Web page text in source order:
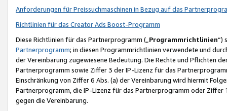
Anforderungen für Preissuchmaschinen in Bezug auf das
Richtlinien für das Creator Ads Boost-Programm
Diese Richtlinien für das Partnerprogramm („Programmrichtlinien“)
Partnerprogramm; in diesen Programmrichtlinien verwendete und
der Vereinbarung zugewiesene Bedeutung. Die Rechte und Pflichten
Partnerprogramm sowie Ziffer 3 der IP-Lizenz für das
Einschränkung von Ziffer 6 Abs. (a) der Vereinbarung wird hiermit
Partnerprogramm, die IP-Lizenz für das Partnerprogramm oder
gegen die Vereinbarung.